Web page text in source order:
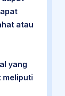
atau
yang
meliputi